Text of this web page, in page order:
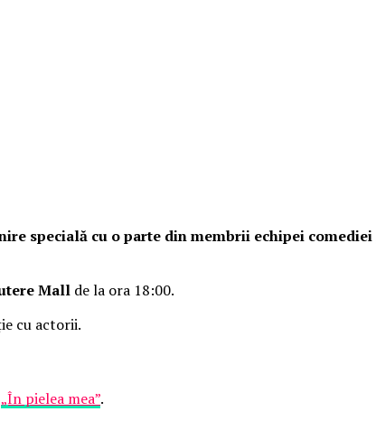
specială cu o parte din membrii echipei
Mall de la ora 18:00.
cu actorii.
„În pielea mea”.